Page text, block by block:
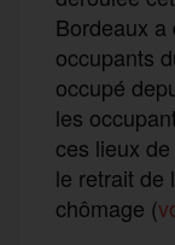
Bordeaux a
occupants
occupé
les
ces lieux
le retrait de
chômage (